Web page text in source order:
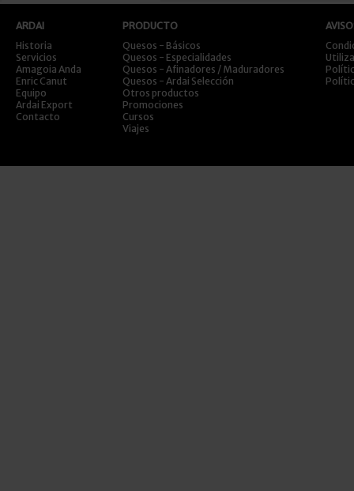
ARDAI
Historia
Servicios
Amagoia Anda
Enric Canut
Equipo
Ardai Export
Contacto
PRODUCTO
Quesos - Básicos
Quesos - Especialidades
Quesos - Afinadores / Maduradores
Quesos - Ardai Selección
Otros productos
Promociones
Cursos
Viajes